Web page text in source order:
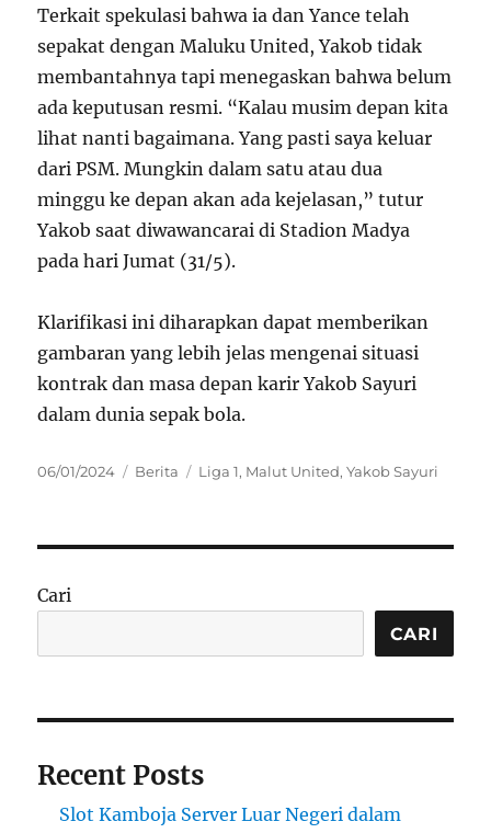
Terkait spekulasi bahwa ia dan Yance telah
sepakat dengan Maluku United, Yakob tidak
membantahnya tapi menegaskan bahwa belum
ada keputusan resmi. “Kalau musim depan kita
lihat nanti bagaimana. Yang pasti saya keluar
dari PSM. Mungkin dalam satu atau dua
minggu ke depan akan ada kejelasan,” tutur
Yakob saat diwawancarai di Stadion Madya
pada hari Jumat (31/5).
Klarifikasi ini diharapkan dapat memberikan
gambaran yang lebih jelas mengenai situasi
kontrak dan masa depan karir Yakob Sayuri
dalam dunia sepak bola.
Posted
06/01/2024 Categories
Berita Tags
Liga 1, Malut United,Yakob Sayuri
Cari
CARI
Recent Posts
Slot Kamboja Server Luar Negeri dalam